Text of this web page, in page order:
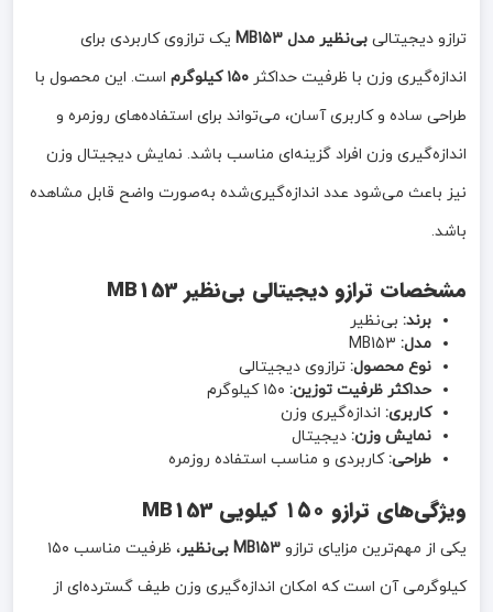
ترازو دیجیتالی بی‌نظیر مدل MB153
یک ترازوی کاربردی برای
اندازه‌گیری وزن با ظرفیت حداکثر ۱۵۰ کیلوگرم
است. این محصول با
طراحی ساده و کاربری آسان، می‌تواند برای استفاده‌های روزمره و
اندازه‌گیری وزن افراد گزینه‌ای مناسب باشد. نمایش دیجیتال وزن
نیز باعث می‌شود عدد اندازه‌گیری‌شده به‌صورت واضح قابل مشاهده
باشد.
مشخصات ترازو دیجیتالی بی‌نظیر MB153
برند: بی‌نظیر
مدل:
نوع محصول: ترازوی دیجیتالی
حداکثر ظرفیت توزین:
کاربری: اندازه‌گیری وزن
نمایش وزن: دیجیتال
طراحی: کاربردی و مناسب استفاده روزمره
ویژگی‌های ترازو ۱۵۰ کیلویی MB153
یکی از مهم‌ترین مزایای ترازو MB153 بی‌نظیر
، ظرفیت مناسب ۱۵۰
کیلوگرمی آن است که امکان اندازه‌گیری وزن طیف گسترده‌ای از